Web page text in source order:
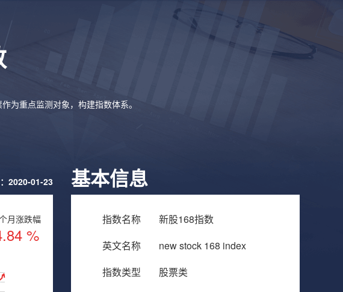
为重点监测对象，构建指数体系。
2020-01-23
月涨跌幅
%
基本信息
指数名称
新股168指数
英文名称
new stock 168 index
指数类型
股票类